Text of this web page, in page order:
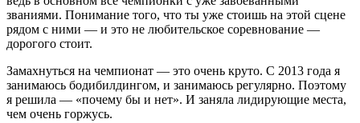
званиями. Понимание того, что ты уже стоишь на этой сцене
рядом с ними — и это не любительское соревнование —
дорогого стоит.
Замахнуться на чемпионат — это очень круто. С 2013 года я
занимаюсь бодибилдингом, и занимаюсь регулярно. Поэтому
я решила — «почему бы и нет». И заняла лидирующие места,
чем очень горжусь.